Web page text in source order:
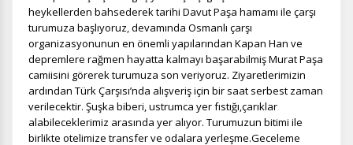
heykellerden bahsederek tarihi Davut Paşa hamamı ile çarşı
turumuza başlıyoruz, devamında Osmanlı çarşı
organizasyonunun en önemli yapılarından Kapan Han ve
depremlere rağmen hayatta kalmayı başarabilmiş Murat Paşa
camiisini görerek turumuza son veriyoruz. Ziyaretlerimizin
ardından Türk Çarşısı’nda alışveriş için bir saat serbest zaman
verilecektir. Şuşka biberi, ustrumca yer fıstığı,çarıklar
alabileceklerimiz arasında yer alıyor. Turumuzun bitimi ile
birlikte otelimize transfer ve odalara yerleşme.Geceleme